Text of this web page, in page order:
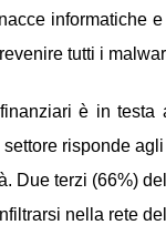
informatiche
tutti i
finanziari è in
risponde
Due terzi (66%)
nella rete